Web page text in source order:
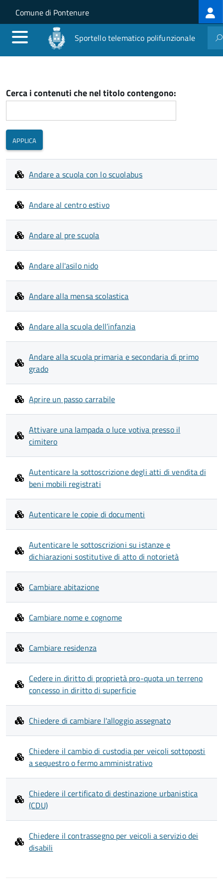
Salta al contenuto principale
Skip to site navigation
Comune di Pontenure
Sportello telematico polifunzionale
Cerca i contenuti che nel titolo contengono:
Andare a scuola con lo scuolabus
Andare al centro estivo
Andare al pre scuola
Andare all'asilo nido
Andare alla mensa scolastica
Andare alla scuola dell’infanzia
Andare alla scuola primaria e secondaria di primo
grado
Aprire un passo carrabile
Attivare una lampada o luce votiva presso il
cimitero
Autenticare la sottoscrizione degli atti di vendita di
beni mobili registrati
Autenticare le copie di documenti
Autenticare le sottoscrizioni su istanze e
dichiarazioni sostitutive di atto di notorietà
Cambiare abitazione
Cambiare nome e cognome
Cambiare residenza
Cedere in diritto di proprietà pro-quota un terreno
concesso in diritto di superficie
Chiedere di cambiare l'alloggio assegnato
Chiedere il cambio di custodia per veicoli sottoposti
a sequestro o fermo amministrativo
Chiedere il certificato di destinazione urbanistica
(CDU)
Chiedere il contrassegno per veicoli a servizio dei
disabili